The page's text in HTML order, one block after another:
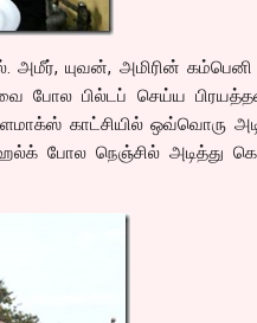
அமீர், யுவன், அமிரின்
போல பில்டப் செய்ய
காட்சியில் ஒவ்வொரு
போல நெஞ்சில் அடித்து